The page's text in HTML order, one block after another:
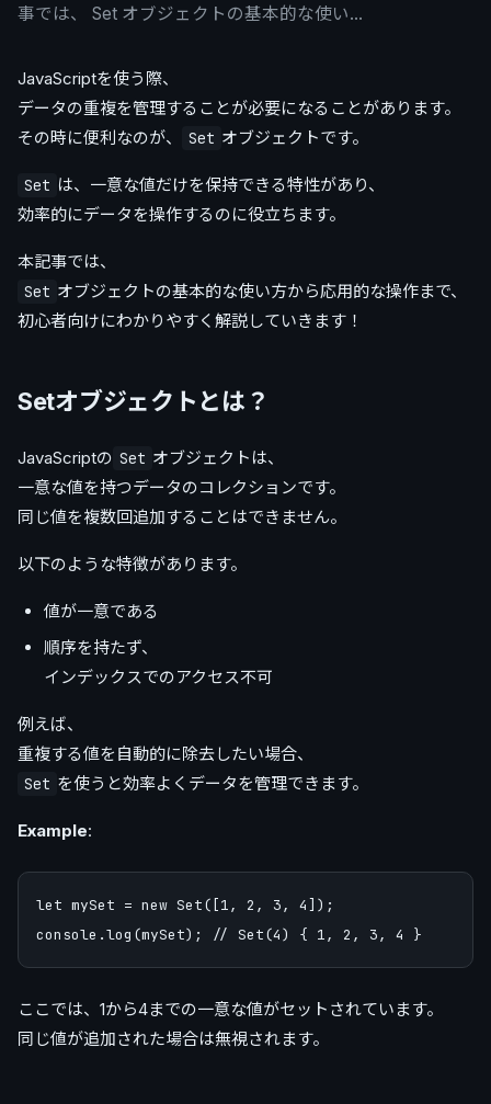
事では、 Set オブジェクトの基本的な使い…
JavaScriptを使う際、
データの重複を管理することが必要になることがあります。
その時に便利なのが、
Set オブジェクトです。
Set は、一意な値だけを保持できる特性があり、
効率的にデータを操作するのに役立ちます。
本記事では、
Set オブジェクトの基本的な使い方から応用的な操作まで、
初心者向けにわかりやすく解説していきます！
Setオブジェクトとは？
JavaScriptの Set オブジェクトは、
一意な値を持つデータのコレクションです。
同じ値を複数回追加することはできません。
以下のような特徴があります。
値が一意である
順序を持たず、
インデックスでのアクセス不可
例えば、
重複する値を自動的に除去したい場合、
Set を使うと効率よくデータを管理できます。
Example:
let mySet = new Set([1, 2, 3, 4]);
ここでは、1から4までの一意な値がセットされています。
同じ値が追加された場合は無視されます。